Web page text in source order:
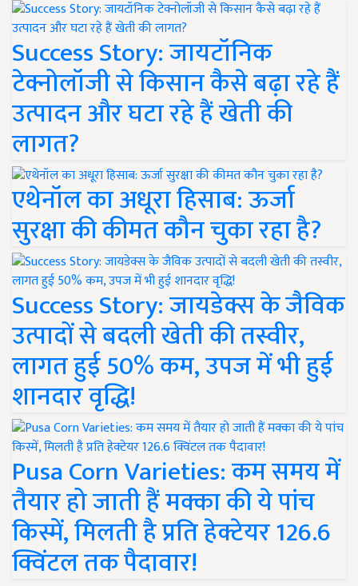
Success Story: जायटॉनिक
टेक्नोलॉजी से किसान कैसे बढ़ा रहे हैं
उत्पादन और घटा रहे हैं खेती की
लागत?
एथेनॉल का अधूरा हिसाब: ऊर्जा
सुरक्षा की कीमत कौन चुका रहा है?
Success Story: जायडेक्स के जैविक
उत्पादों से बदली खेती की तस्वीर,
लागत हुई 50% कम, उपज में भी हुई
शानदार वृद्धि!
Pusa Corn Varieties: कम समय में
तैयार हो जाती हैं मक्का की ये पांच
किस्में, मिलती है प्रति हेक्टेयर 126.6
क्विंटल तक पैदावार!